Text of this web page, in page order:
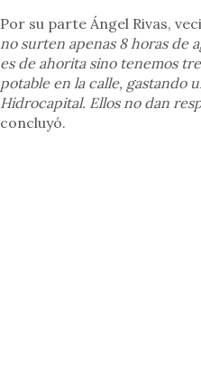
Por su parte Ángel Rivas,
no surten apenas 8 horas de
es de ahorita sino tenemos
potable en la calle, gastando
Hidrocapital. Ellos no dan
concluyó.